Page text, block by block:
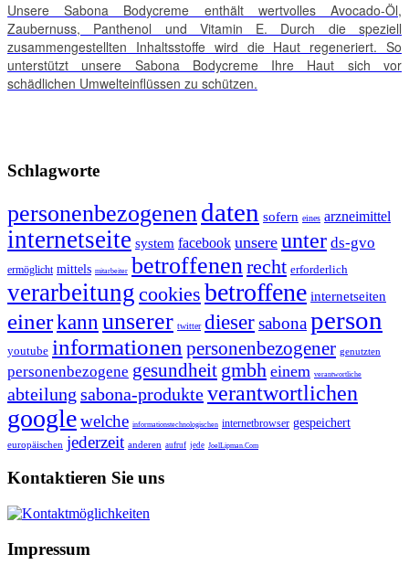
Unsere Sabona Bodycreme enthält wertvolles Avocado-Öl,
Zaubernuss, Panthenol und Vitamin E. Durch die speziell
zusammengestellten Inhaltsstoffe wird die Haut regeneriert. So
unterstützt unsere Sabona Bodycreme Ihre Haut sich vor
schädlichen Umwelteinflüssen zu schützen.
Schlagworte
personenbezogenen daten sofern eines arzneimittel
internetseite system facebook unsere unter ds-gvo
ermöglicht mittels mitarbeiter betroffenen recht erforderlich
verarbeitung cookies betroffene internetseiten
einerkann unserer twitter diesersabonaperson
youtube informationen personenbezogener genutzten
personenbezogene gesundheit gmbh einem verantwortliche
abteilung sabona-produkteverantwortlichen
googlewelche informationstechnologischen internetbrowser gespeichert
europäischen jederzeit anderen aufruf jede JoelLipman.Com
Kontaktieren Sie uns
Impressum